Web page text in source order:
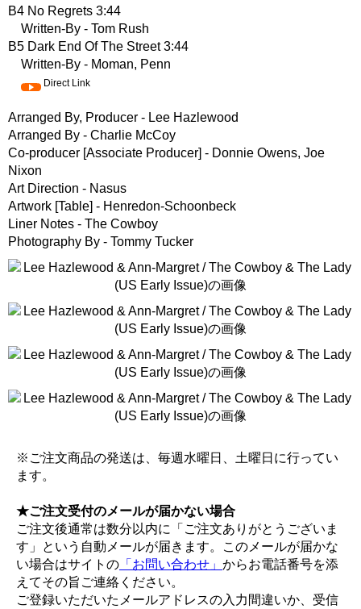
B4 No Regrets 3:44
Written-By - Tom Rush
B5 Dark End Of The Street 3:44
Written-By - Moman, Penn
Direct Link
Arranged By, Producer - Lee Hazlewood
Arranged By - Charlie McCoy
Co-producer [Associate Producer] - Donnie Owens, Joe
Nixon
Art Direction - Nasus
Artwork [Table] - Henredon-Schoonbeck
Liner Notes - The Cowboy
Photography By - Tommy Tucker
※ご注文商品の発送は、毎週水曜日、土曜日に行ってい
ます。
★ご注文受付のメールが届かない場合
ご注文後通常は数分以内に「ご注文ありがとうございま
す」という自動メールが届きます。このメールが届かな
い場合はサイトの 「お問い合わせ」 からお電話番号を添
えてその旨ご連絡ください。
ご登録いただいたメールアドレスの入力間違いか、受信